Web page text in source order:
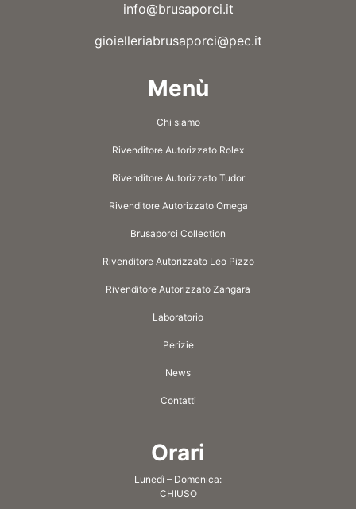
info@brusaporci.it
gioielleriabrusaporci@pec.it
Menù
Chi siamo
Rivenditore Autorizzato Rolex
Rivenditore Autorizzato Tudor
Rivenditore Autorizzato Omega
Brusaporci Collection
Rivenditore Autorizzato Leo Pizzo
Rivenditore Autorizzato Zangara
Laboratorio
Perizie
News
Contatti
Orari
Lunedì – Domenica:
CHIUSO